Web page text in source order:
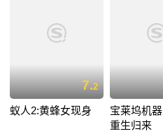
7.2
蚁人2:黄蜂女现身
宝莱坞机器
重生归来